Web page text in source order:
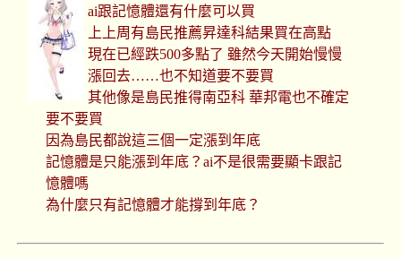
ai跟記憶體還有什麼可以買
上上周有島民推薦昇達科結果買在高點
現在已經跌500多點了 雖然今天開始慢慢
漲回去……也不知道要不要買
其他像是島民推得南亞科 華邦電也不確定
要不要買
因為島民都說這三個一定漲到年底
記憶體是只能漲到年底？ai不是很需要顯卡跟記
憶體嗎
為什麼只有記憶體才能撐到年底？